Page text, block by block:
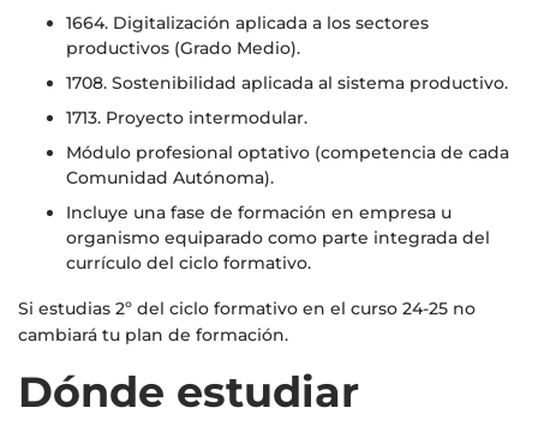
1664. Digitalización aplicada a los sectores
productivos (Grado Medio).
1708. Sostenibilidad aplicada al sistema productivo.
1713. Proyecto intermodular.
Módulo profesional optativo (competencia de cada
Comunidad Autónoma).
Incluye una fase de formación en empresa u
organismo equiparado como parte integrada del
currículo del ciclo formativo.
Si estudias 2º del ciclo formativo en el curso 24-25 no
cambiará tu plan de formación.
Dónde estudiar